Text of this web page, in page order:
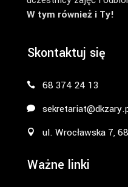
W tym również i Ty!
Skontaktuj się
68 374 24 13
ul. Wrocławska 7,
Ważne linki